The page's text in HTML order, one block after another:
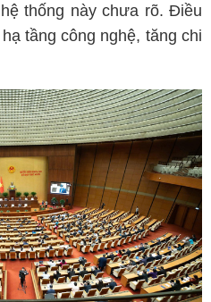
thống này chưa rõ. Điều
tầng công nghệ, tăng chi